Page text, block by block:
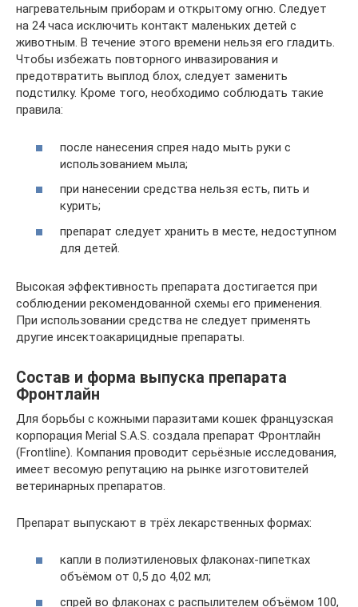
нагревательным приборам и открытому огню. Следует
на 24 часа исключить контакт маленьких детей с
животным. В течение этого времени нельзя его гладить.
Чтобы избежать повторного инвазирования и
предотвратить выплод блох, следует заменить
подстилку. Кроме того, необходимо соблюдать такие
правила:
после нанесения спрея надо мыть руки с
использованием мыла;
при нанесении средства нельзя есть, пить и
курить;
препарат следует хранить в месте, недоступном
для детей.
Высокая эффективность препарата достигается при
соблюдении рекомендованной схемы его применения.
При использовании средства не следует применять
другие инсектоакарицидные препараты.
Состав и форма выпуска препарата
Фронтлайн
Для борьбы с кожными паразитами кошек французская
корпорация Merial S.A.S. создала препарат Фронтлайн
(Frontline). Компания проводит серьёзные исследования,
имеет весомую репутацию на рынке изготовителей
ветеринарных препаратов.
Препарат выпускают в трёх лекарственных формах:
капли в полиэтиленовых флаконах-пипетках
объёмом от 0,5 до 4,02 мл;
спрей во флаконах с распылителем объёмом 100,